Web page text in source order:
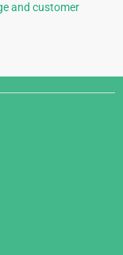
and customer